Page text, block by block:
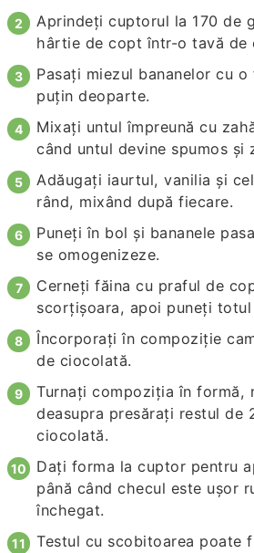
Aprindeți cuptorul la 170 de
hârtie de copt într-o tavă de
Pasați miezul bananelor cu
puțin deoparte.
Mixați untul împreună cu
când untul devine spumos și
Adăugați iaurtul, vanilia și
rând, mixând după fiecare.
Puneți în bol și bananele
se omogenizeze.
Cerneți făina cu praful de
scorțișoara, apoi puneți
Încorporați în compoziție
de ciocolată.
Turnați compoziția în formă,
deasupra presărați restul de
ciocolată.
Dați forma la cuptor pentru
până când checul este ușor
închegat.
Testul cu scobitoarea poate